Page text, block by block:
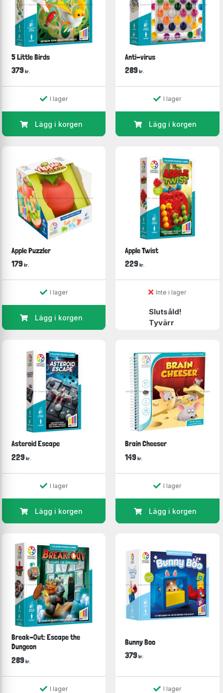
5 Little Birds
379 kr.
I lager
Lägg i korgen
Anti-virus
289kr.
I lager
Lägg i korgen
Apple Puzzler
179 kr.
I lager
Lägg i korgen
Apple Twist
229kr.
Inte i lager
Slutsåld!
Tyvärr
Asteroid Escape
229 kr.
I lager
Lägg i korgen
Brain Cheeser
149kr.
I lager
Lägg i korgen
Break-Out: Escape the
Dungeon
289 kr.
I lager
Bunny Boo
379kr.
I lager